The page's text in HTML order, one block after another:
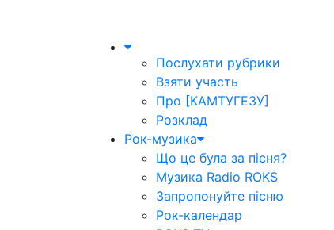
Послухати рубрики
Взяти участь
Про [КАМТУГЕЗУ]
Розклад
Рок-музика
Що це була за пісня?
Музика Radio ROKS
Запропонуйте пісню
Рок-календар